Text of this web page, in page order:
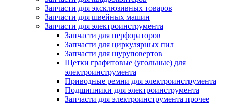
Запчасти для эксклюзивных товаров
Запчасти для швейных машин
Запчасти для электроинструмента
Запчасти для перфораторов
Запчасти для циркулярных пил
Запчасти для шуруповертов
Щетки графитовые (угольные) для
электроинструмента
Приводные ремни для электроинструмента
Подшипники для электроинструмента
Запчасти для электроинструмента прочее